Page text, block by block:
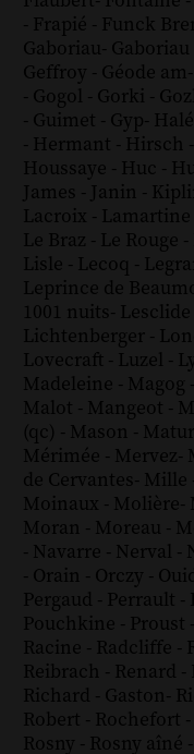
- Frapié - Funck
Gaboriau- Gaboriau
Geffroy - Géode am-
- Gogol - Gorki -
- Guimet - Gyp-
- Hermant - Hirsch -
Houssaye - Huc -
James - Janin -
Lacroix - Lamartine
Le Braz - Le Rouge -
Lisle - Lecoq -
Leprince de
1001 nuits- Lesclide
Lichtenberger -
Lovecraft - Luzel -
Madeleine - Magog -
Malot - Mangeot -
(qc) - Mason -
Mérimée - Mervez-
de Cervantes- Mille
Moinaux - Molière-
Moran - Moreau -
- Navarre - Nerval -
- Orain - Orczy -
Pergaud - Perrault -
Pouchkine - Proust -
Racine - Radcliffe -
Reibrach - Renard -
Richard - Gaston-
Robert - Rochefort -
Rosny - Rosny aîné -